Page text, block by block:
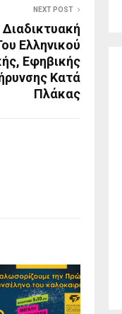
NEXT POST
Ελληνικού
Εφηβικής
Κατά
Πλάκας